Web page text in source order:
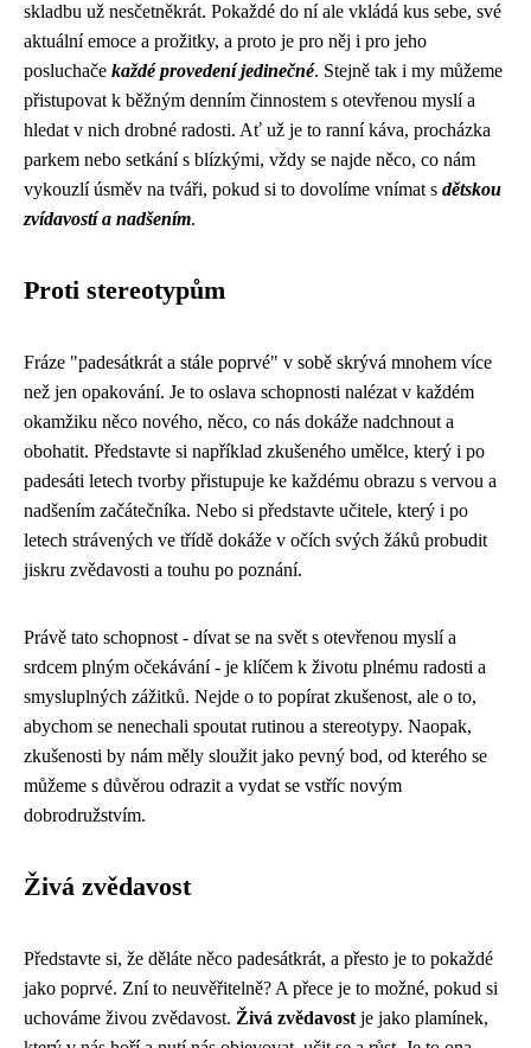
skladbu už nesčetněkrát. Pokaždé do ní ale vkládá kus sebe, své
aktuální emoce a prožitky, a proto je pro něj i pro jeho
posluchače každé provedení jedinečné. Stejně tak i my můžeme
přistupovat k běžným denním činnostem s otevřenou myslí a
hledat v nich drobné radosti. Ať už je to ranní káva, procházka
parkem nebo setkání s blízkými, vždy se najde něco, co nám
vykouzlí úsměv na tváři, pokud si to dovolíme vnímat s dětskou
zvídavostí a nadšením.
Proti stereotypům
Fráze "padesátkrát a stále poprvé" v sobě skrývá mnohem více
než jen opakování. Je to oslava schopnosti nalézat v každém
okamžiku něco nového, něco, co nás dokáže nadchnout a
obohatit. Představte si například zkušeného umělce, který i po
padesáti letech tvorby přistupuje ke každému obrazu s vervou a
nadšením začátečníka. Nebo si představte učitele, který i po
letech strávených ve třídě dokáže v očích svých žáků probudit
jiskru zvědavosti a touhu po poznání.
Právě tato schopnost - dívat se na svět s otevřenou myslí a
srdcem plným očekávání - je klíčem k životu plnému radosti a
smysluplných zážitků. Nejde o to popírat zkušenost, ale o to,
abychom se nenechali spoutat rutinou a stereotypy. Naopak,
zkušenosti by nám měly sloužit jako pevný bod, od kterého se
můžeme s důvěrou odrazit a vydat se vstříc novým
dobrodružstvím.
Živá zvědavost
Představte si, že děláte něco padesátkrát, a přesto je to pokaždé
jako poprvé. Zní to neuvěřitelně? A přece je to možné, pokud si
uchováme živou zvědavost. Živá zvědavost je jako plamínek,